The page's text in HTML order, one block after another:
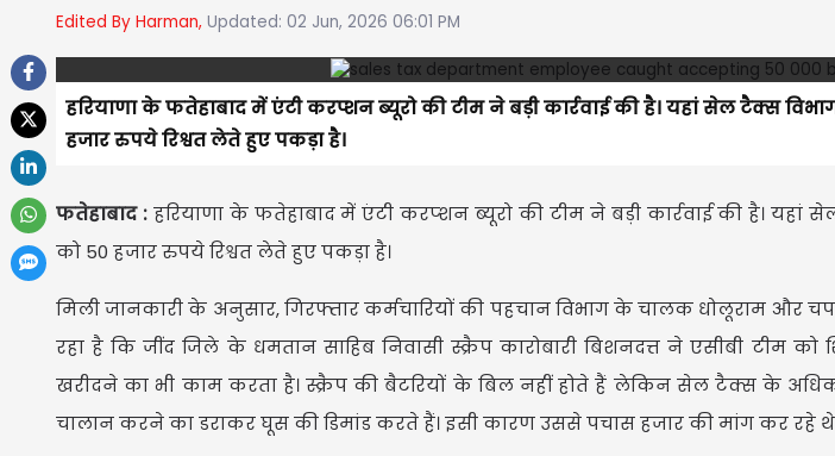
Edited By Harman, Updated: 02 Jun, 2026 06:01 PM
हरियाणा के फतेहाबाद में एंटी करप्शन ब्यूरो की टीम ने बड़ी कार्रवाई की है। यहां सेल टैक्स
हजार रुपये रिश्वत लेते हुए पकड़ा है।
फतेहाबाद :हरियाणा के फतेहाबाद में एंटी करप्शन ब्यूरो की टीम ने बड़ी कार्रवाई की है।
को 50 हजार रुपये रिश्वत लेते हुए पकड़ा है।
मिली जानकारी के अनुसार, गिरफ्तार कर्मचारियों की पहचान विभाग के चालक धोलूराम और
रहा है कि जींद जिले के धमतान साहिब निवासी स्क्रैप कारोबारी बिशनदत्त ने एसीबी टीम को
खरीदने का भी काम करता है। स्क्रैप की बैटरियों के बिल नहीं होते हैं लेकिन सेल टैक्स के
चालान करने का डराकर घूस की डिमांड करते हैं। इसी कारण उससे पचास हजार की मांग कर रहे